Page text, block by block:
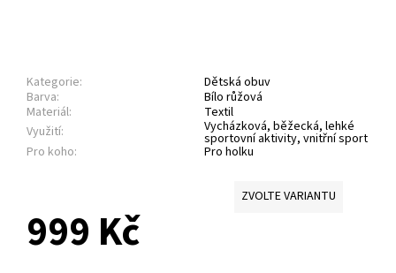
Kategorie:
Dětská obuv
Barva:
Bílo růžová
Materiál:
Textil
Využití:
Vycházková, běžecká, lehké
sportovní aktivity, vnitřní sport
Pro koho: Pro holku
ZVOLTE VARIANTU
999 Kč